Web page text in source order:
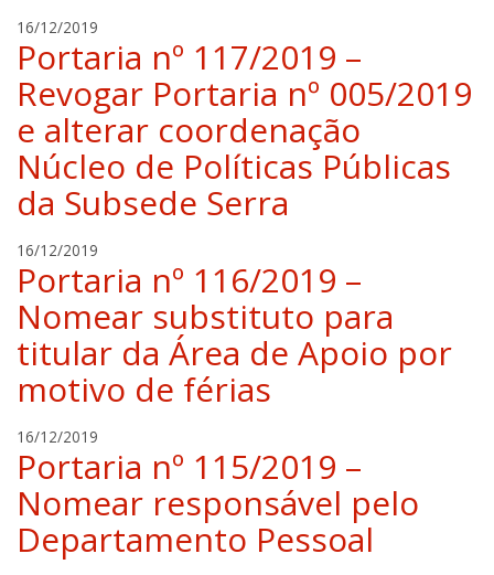
16/12/2019
a
f
a
e
l
a
h
i
e
r
Portaria nº 117/2019 –
Revogar Portaria nº 005/2019
e alterar coordenação
Núcleo de Políticas Públicas
da Subsede Serra
16/12/2019
a
f
a
e
a
l
e
r
Portaria nº 116/2019 –
Nomear substituto para
titular da Área de Apoio por
motivo de férias
16/12/2019
a
f
a
e
Portaria nº 115/2019 –
Nomear responsável pelo
Departamento Pessoal